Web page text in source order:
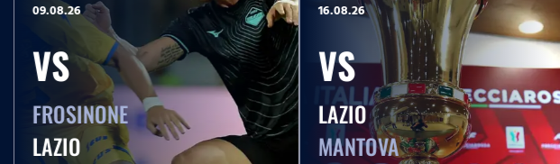
09.08.26
VS
FROSINONE
LAZIO
16.08.26
VS
LAZIO
MANTOVA